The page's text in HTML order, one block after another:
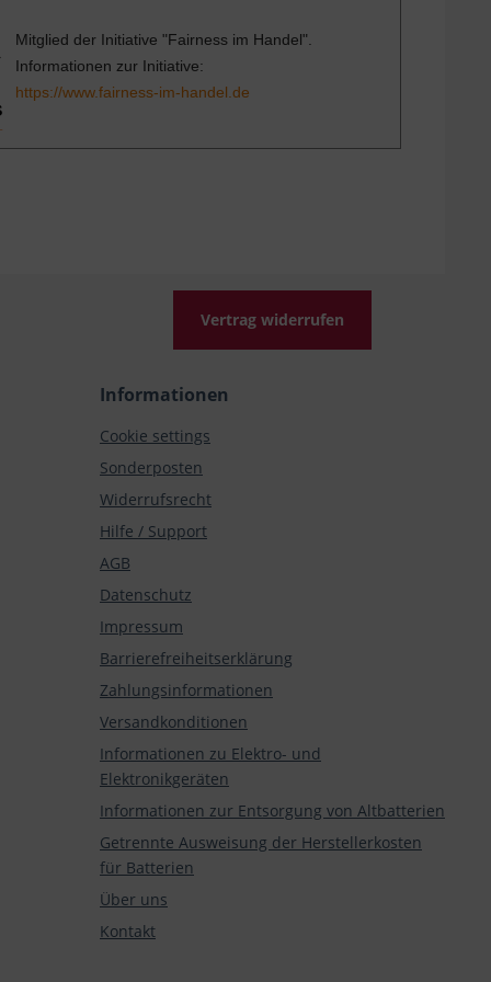
Mitglied der Initiative "Fairness im Handel".
Informationen zur Initiative:
https://www.fairness-im-handel.de
Vertrag widerrufen
Informationen
Cookie settings
Sonderposten
Widerrufsrecht
Hilfe / Support
AGB
Datenschutz
Impressum
Barrierefreiheitserklärung
Zahlungsinformationen
Versandkonditionen
Informationen zu Elektro- und
Elektronikgeräten
Informationen zur Entsorgung von Altbatterien
Getrennte Ausweisung der Herstellerkosten
für Batterien
Über uns
Kontakt